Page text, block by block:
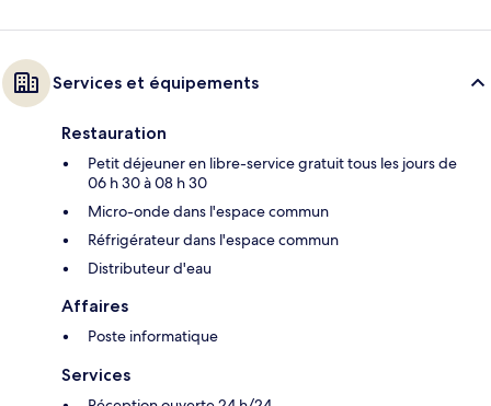
Services et équipements
Restauration
Petit déjeuner en libre-service gratuit tous les jours de
06 h 30 à 08 h 30
Micro-onde dans l'espace commun
Réfrigérateur dans l'espace commun
Distributeur d'eau
Affaires
Poste informatique
Services